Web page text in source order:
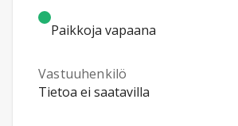
Paikkoja vapaana
Vastuuhenkilö
Tietoa ei saatavilla